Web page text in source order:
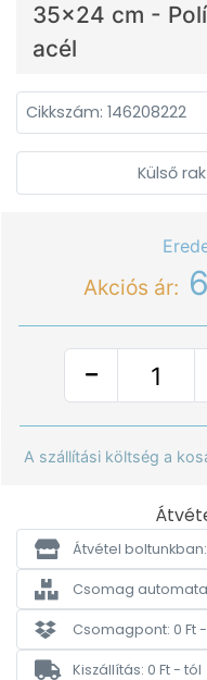
35x24 cm -
acél
Cikkszám: 146208222
Külső
Akciós ár:
A szállítási költség a
Átvétel
Csomag
Csomagpont: 0 Ft
Kiszállítás: 0 Ft - tól